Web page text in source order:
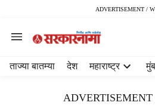
ADVERTISEMENT /
ताज्या बातम्या देश महाराष्ट्र